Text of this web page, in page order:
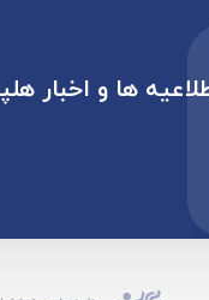
ها و اخبار